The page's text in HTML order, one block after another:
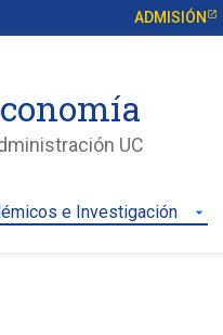
ADMISIÓN
UC
e Investigación arrow_drop_down